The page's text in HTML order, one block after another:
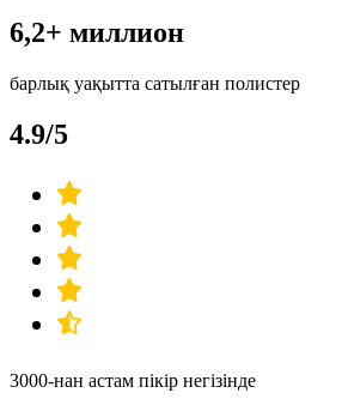
6,2+ миллион
барлық уақытта сатылған полистер
4.9/5
3000-нан астам пікір негізінде